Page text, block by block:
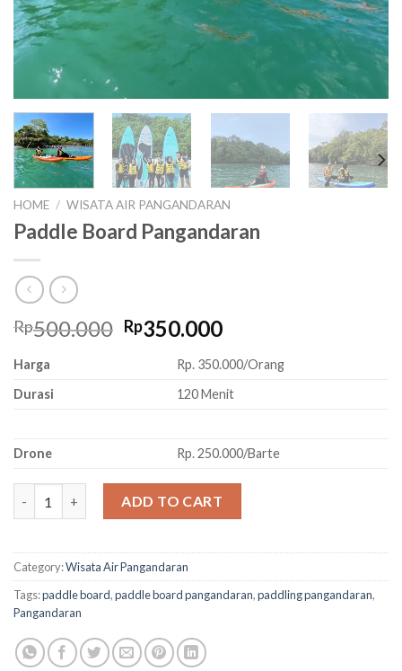
HOME / WISATA AIR PANGANDARAN
Paddle Board Pangandaran
Rp500.000 Original
Rp500.000.
Rp350.000Current
is:
Rp350.000.
Harga
Rp. 350.000/Orang
Durasi
120 Menit
Drone Rp. 250.000/Barte
ADD TO CART
Category:Wisata Air Pangandaran
Tags:paddle board,paddle board pangandaran,paddling pangandaran,
Pangandaran